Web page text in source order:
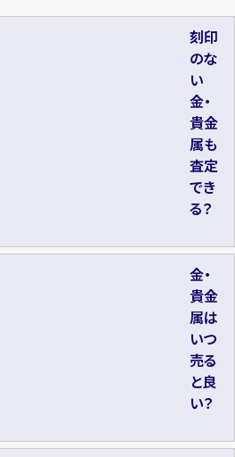
刻印
のな
い
金・
貴金
属も
査定
でき
る？
金・
貴金
属は
いつ
売る
と良
い？